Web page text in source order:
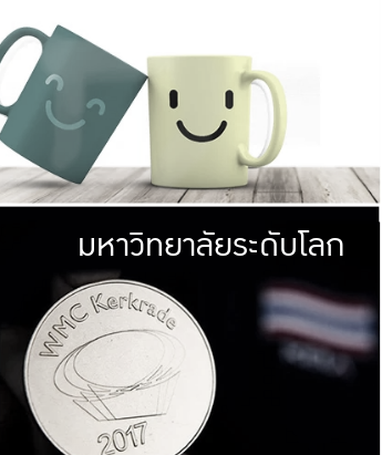
ให้กับประชาชน
มหาวิทยา
พร้อมที่จ
และผลักดันในการใช้ระบบส
เพื่อการทำงานแ
มหาวิทยาลัยระดับโลก